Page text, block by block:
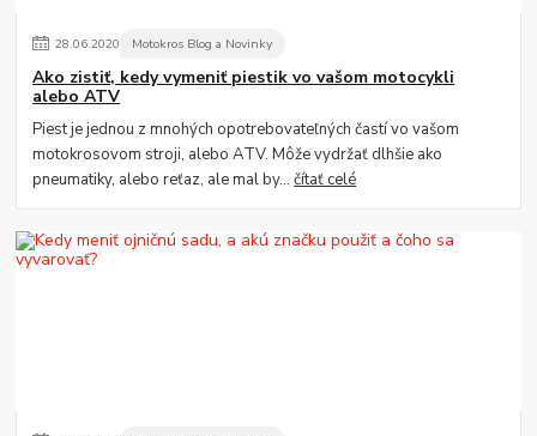
28.06.2020 Motokros Blog a Novinky
Ako zistiť, kedy vymeniť piestik vo vašom motocykli
alebo ATV
Piest je jednou z mnohých opotrebovateľných častí vo vašom
motokrosovom stroji, alebo ATV. Môže vydržať dlhšie ako
pneumatiky, alebo reťaz, ale mal by...čítať celé